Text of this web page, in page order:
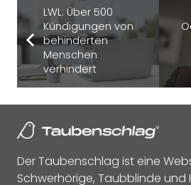
LWL: Über 500
Kündigungen von
behinderten
Menschen
verhindert
Der Taubenschlag ist eine
Schwerhörige, Taubblinde und